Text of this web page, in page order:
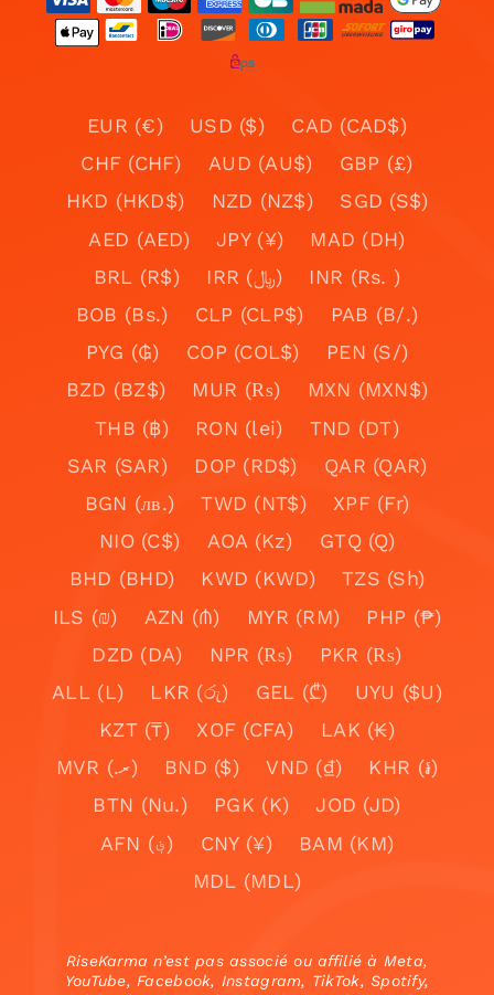
EUR (€) USD ($)
CAD (CAD$)
CHF (CHF)
AUD (AU$)
GBP (£)
HKD (HKD$)
NZD (NZ$)
SGD (S$)
AED (AED)
JPY (¥)
MAD (DH)
BRL (R$)
IRR (﷼)
INR (Rs. )
BOB (Bs.)
CLP (CLP$)
PAB (B/.)
PYG (₲)
COP (COL$)
PEN (S/)
BZD (BZ$)
MUR (₨)
MXN (MXN$)
THB (฿)
RON (lei)
TND (DT)
SAR (SAR)
DOP (RD$)
QAR (QAR)
BGN (лв.)
TWD (NT$)
XPF (Fr)
NIO (C$)
AOA (Kz)
GTQ (Q)
BHD (BHD)
KWD (KWD)
TZS (Sh)
ILS (₪)
AZN (₼) MYR (RM)
PHP (₱)
DZD (DA)
NPR (₨)
PKR (₨)
ALL (L)
LKR (රු) GEL (₾)
UYU ($U)
KZT (₸)
XOF (CFA)
LAK (₭)
MVR (.ރ)
BND ($) VND (₫)
KHR (៛)
BTN (Nu.)
PGK (K)
JOD (JD)
AFN (؋)
CNY (¥)
BAM (KM)
MDL (MDL)
RiseKarma n’est pas associé ou affilié à Meta,
YouTube, Facebook, Instagram, TikTok, Spotify,